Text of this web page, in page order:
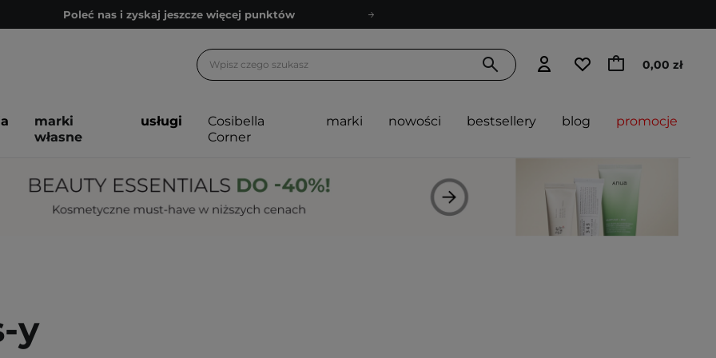
Poleć nas i zyskaj jeszcze więcej punktów
Bezpłatne konsultacje kosmetologiczne
Poleć nas i zyskaj jeszcze więcej punktów
0,00 zł
marki
własne
usługi
Cosibella
Corner
marki nowości bestsellery blog promocje
y